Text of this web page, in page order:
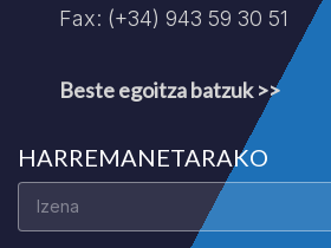
Fax: (+34) 943 59 30 51
Beste egoitza batzuk >>
HARREMANETARAKO